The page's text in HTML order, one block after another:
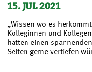
15. JUL 2021
„Wissen wo es
Kolleginnen und
hatten einen
Seiten gerne vertiefen